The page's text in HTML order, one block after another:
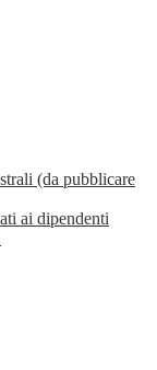
(da pubblicare
ai dipendenti